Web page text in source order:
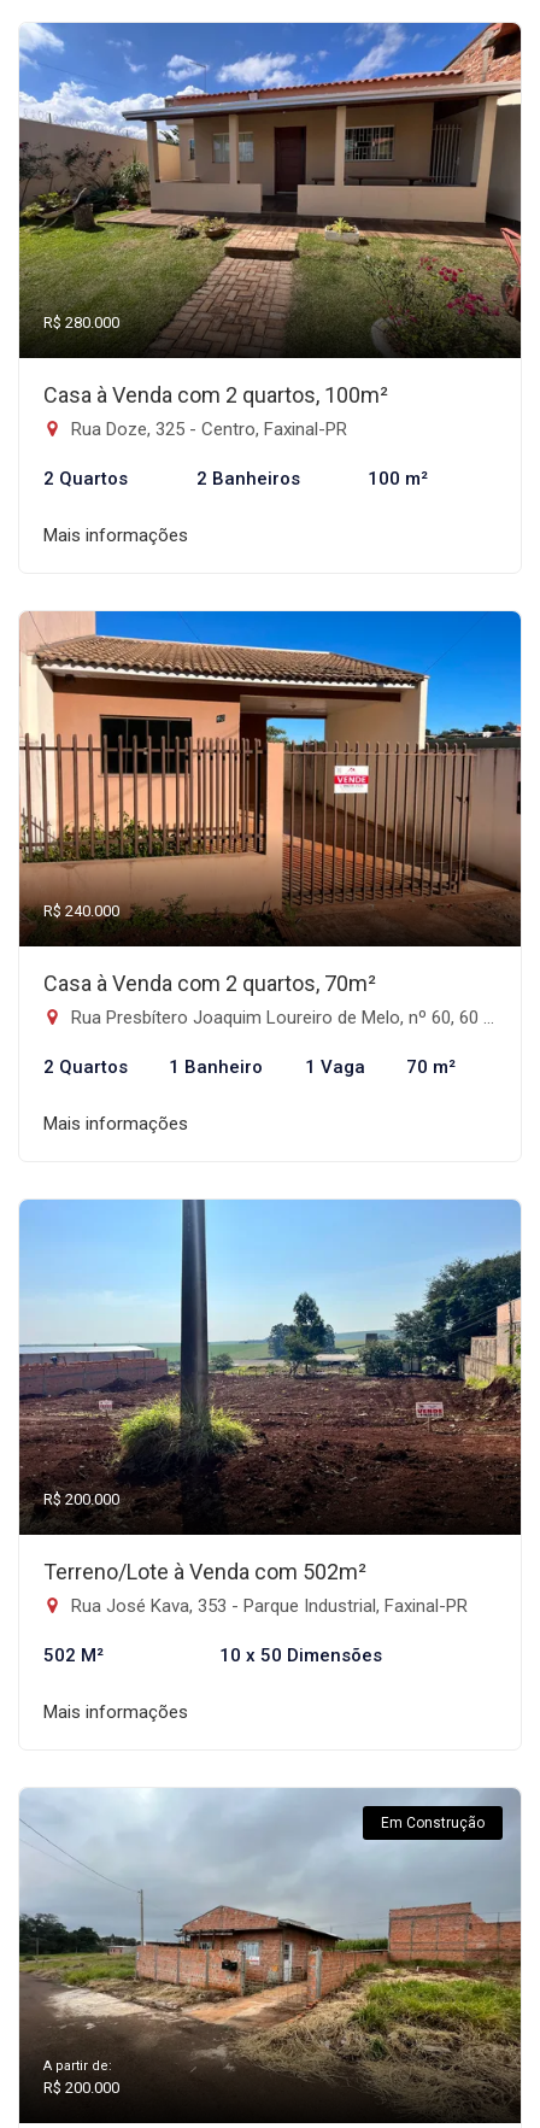
R$ 280.000
Casa à Venda com 2 quartos, 100m²
Rua Doze, 325 - Centro, Faxinal-PR
2 Quartos 2 Banheiros 100 m²
Mais informações
R$ 240.000
Casa à Venda com 2 quartos, 70m²
Rua Presbítero Joaquim Loureiro de Melo, nº 60, 60 - Centro, Faxinal-PR
2 Quartos 1 Banheiro 1 Vaga 70 m²
Mais informações
R$ 200.000
Terreno/Lote à Venda com 502m²
Rua José Kava, 353 - Parque Industrial, Faxinal-PR
502 M² 10 x 50 Dimensões
Mais informações
Em Construção
A partir de:
R$ 200.000